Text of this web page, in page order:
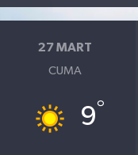
27 MART
CUMA
9°